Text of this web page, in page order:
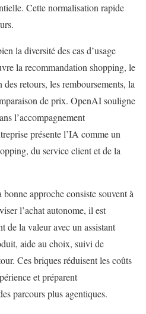
Cette normalisation rapide
la diversité des cas d’usage
la recommandation shopping, le
retours, les remboursements, la
de prix. OpenAI souligne
l’accompagnement
présente l’IA comme un
du service client et de la
approche consiste souvent à
l’achat autonome, il est
de la valeur avec un assistant
aide au choix, suivi de
Ces briques réduisent les coûts
et préparent
parcours plus agentiques.